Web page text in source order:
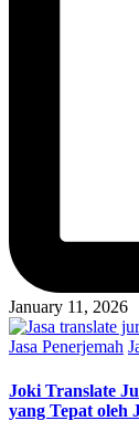
January 11, 2026
Posted
Jasa Penerjemah
Joki Translate
yang Tepat oleh